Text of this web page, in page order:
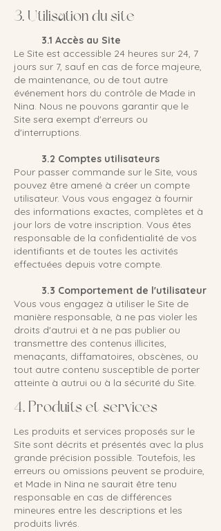
3. Utilisation du site
3.1 Accès au Site
Le Site est accessible 24 heures sur 24, 7
jours sur 7, sauf en cas de force majeure,
de maintenance, ou de tout autre
événement hors du contrôle de Made in
Nina. Nous ne pouvons garantir que le
Site sera exempt d'erreurs ou
d'interruptions.
3.2 Comptes utilisateurs
Pour passer commande sur le Site, vous
pouvez être amené à créer un compte
utilisateur. Vous vous engagez à fournir
des informations exactes, complètes et à
jour lors de votre inscription. Vous êtes
responsable de la confidentialité de vos
identifiants et de toutes les activités
effectuées depuis votre compte.
3.3 Comportement de l'utilisateur
Vous vous engagez à utiliser le Site de
manière responsable, à ne pas violer les
droits d'autrui et à ne pas publier ou
transmettre des contenus illicites,
menaçants, diffamatoires, obscènes, ou
tout autre contenu susceptible de porter
atteinte à autrui ou à la sécurité du Site.
4. Produits et services
Les produits et services proposés sur le
Site sont décrits et présentés avec la plus
grande précision possible. Toutefois, les
erreurs ou omissions peuvent se produire,
et Made in Nina ne saurait être tenu
responsable en cas de différences
mineures entre les descriptions et les
produits livrés.